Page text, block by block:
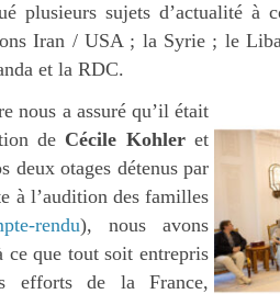
plusieurs sujets d’actualité à
Iran / USA ; la Syrie ; le
et la RDC.
nous a assuré qu’il était
de Cécile Kohleret
deux otages détenus par
à l’audition des familles
rendu), nous avons
ce que tout soit entrepris
efforts de la France,